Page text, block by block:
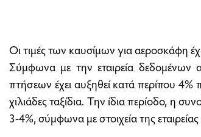
Οι τιμές των καυσίμων για αεροσκάφη
Σύμφωνα με την εταιρεία δεδομένων
πτήσεων έχει αυξηθεί κατά περίπου
χιλιάδες ταξίδια. Την ίδια περίοδο, η
3-4%, σύμφωνα με στοιχεία της